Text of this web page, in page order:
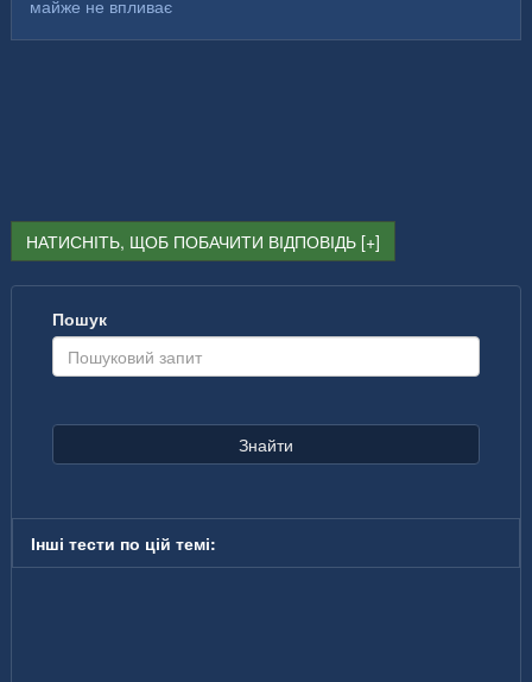
майже не впливає
НАТИСНІТЬ, ЩОБ ПОБАЧИТИ ВІДПОВІДЬ
Пошук
Знайти
Інші тести по цій темі: